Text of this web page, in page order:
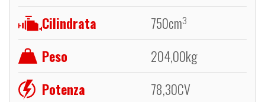
Cilindrata
750cm3
Peso 204,00kg
Potenza
78,30CV